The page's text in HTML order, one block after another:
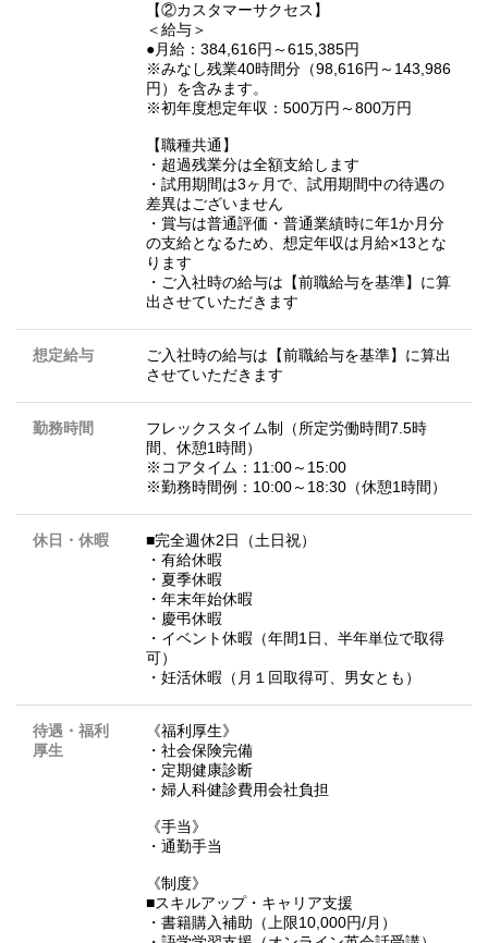
【②カスタマーサクセス】
＜給与＞
●月給：384,616円～615,385円
※みなし残業40時間分（98,616円～143,986
円）を含みます。
※初年度想定年収：500万円～800万円
【職種共通】
・超過残業分は全額支給します
・試用期間は3ヶ月で、試用期間中の待遇の
差異はございません
・賞与は普通評価・普通業績時に年1か月分
の支給となるため、想定年収は月給×13とな
ります
・ご入社時の給与は【前職給与を基準】に算
出させていただきます
想定給与
ご入社時の給与は【前職給与を基準】に算出
させていただきます
勤務時間
フレックスタイム制（所定労働時間7.5時
間、休憩1時間）
※コアタイム：11:00～15:00
※勤務時間例：10:00～18:30（休憩1時間）
休日・休暇
■完全週休2日（土日祝）
・有給休暇
・夏季休暇
・年末年始休暇
・慶弔休暇
・イベント休暇（年間1日、半年単位で取得
可）
・妊活休暇（月１回取得可、男女とも）
待遇・福利
厚生
《福利厚生》
・社会保険完備
・定期健康診断
・婦人科健診費用会社負担
《手当》
・通勤手当
《制度》
■スキルアップ・キャリア支援
・書籍購入補助（上限10,000円/月）